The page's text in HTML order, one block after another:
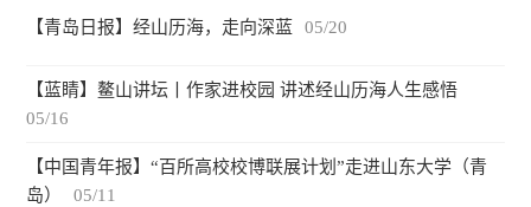
【青岛日报】经山历海，走向深蓝 05/20
【蓝睛】鳌山讲坛丨作家进校园 讲述经山历海人生感悟
05/16
【中国青年报】“百所高校校博联展计划”走进山东大学（青
岛）
05/11